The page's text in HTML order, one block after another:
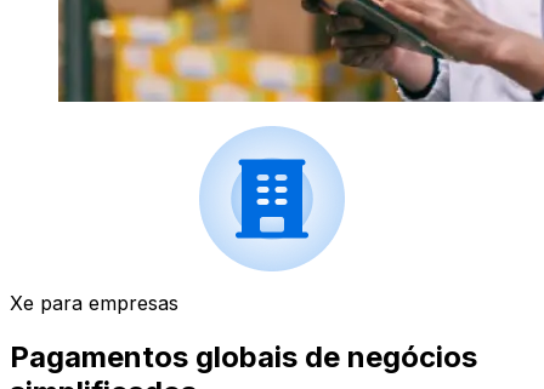
Xe para empresas
Pagamentos globais de negócios